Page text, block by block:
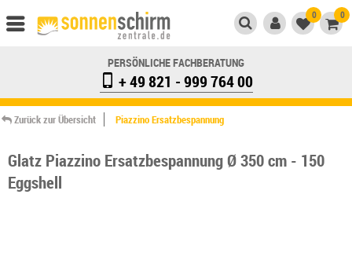
0 0
PERSÖNLICHE FACHBERATUNG
+ 49 821 - 999 764 00
Zurück zur Übersicht Piazzino Ersatzbespannung
Glatz Piazzino Ersatzbespannung Ø 350 cm - 150
Eggshell